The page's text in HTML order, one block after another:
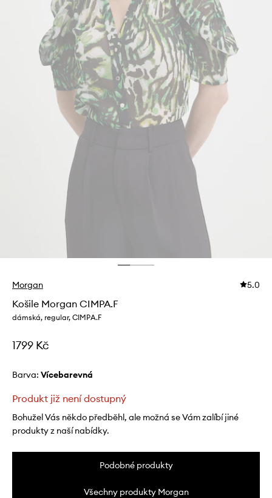
Morgan 5.0
Košile Morgan CIMPA.F
dámská, regular, CIMPA.F
1799 Kč
Barva: vícebarevná
Produkt již není dostupný
Bohužel Vás někdo předběhl, ale možná se Vám zalíbí jiné
produkty z naší nabídky.
Podobné produkty
Všechny produkty Morgan